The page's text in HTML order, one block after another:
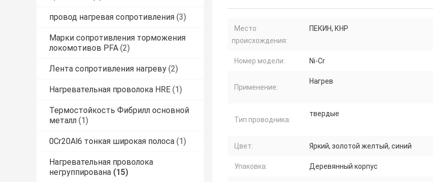
провод нагревая сопротивления (3)
Марки сопротивления торможения
локомотивов PFA (2)
Лента сопротивления нагреву (2)
Нагревательная проволока HRE (1)
Термостойкость Фибрилл основной
металл (1)
0Cr20Al6 тонкая широкая полоса (1)
Нагревательная проволока
негруппирована (15)
Место
происхождения:
ПЕКИН, КНР
Номер модели: Ni-Cr
Применение:
Нагрев
Тип проводника:
твердые
Цвет: Яркий, золотой желтый, синий
Упаковка: Деревянный корпус